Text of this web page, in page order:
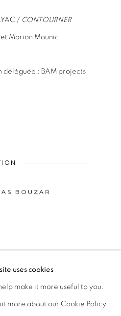
/ CONTOURNER
Marion Mounic
déléguée : BAM projects
BOUZAR
COOKIES
CÉCILE FAKHOURY
uses cookies
make it more useful to you.
more about our Cookie Policy.